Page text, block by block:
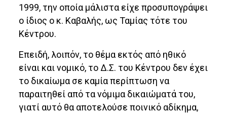
1999, την οποία μάλιστα είχε προσυπογράψει
ο ίδιος ο κ. Καβαλής, ως Ταμίας τότε του
Κέντρου.
Επειδή, λοιπόν, το θέμα εκτός από ηθικό
είναι και νομικό, το Δ.Σ. του Κέντρου δεν έχει
το δικαίωμα σε καμία περίπτωση να
παραιτηθεί από τα νόμιμα δικαιώματά του,
γιατί αυτό θα αποτελούσε ποινικό αδίκημα,